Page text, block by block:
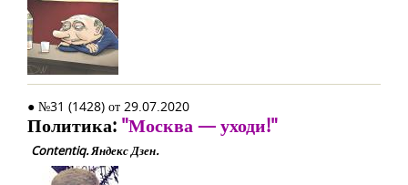
● №31 (1428) от 29.07.2020
Политика: "Москва — уходи!"
Contentiq. Яндекс Дзен.